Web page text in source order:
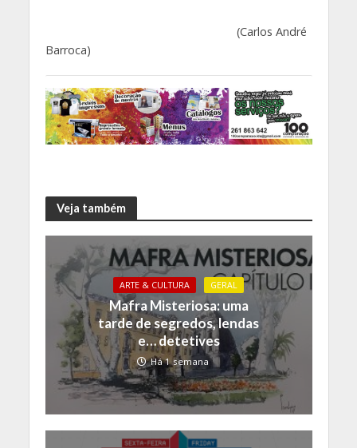
(Carlos André
Barroca)
Veja também
ARTE & CULTURA GERAL
Mafra Misteriosa: uma
tarde de segredos, lendas
e… detetives
Há 1 semana